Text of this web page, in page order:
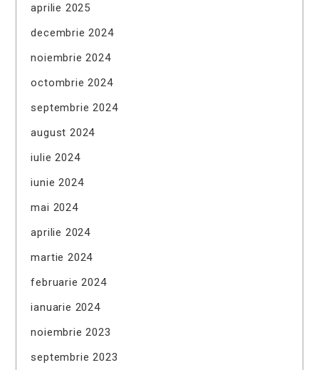
aprilie 2025
decembrie 2024
noiembrie 2024
octombrie 2024
septembrie 2024
august 2024
iulie 2024
iunie 2024
mai 2024
aprilie 2024
martie 2024
februarie 2024
ianuarie 2024
noiembrie 2023
septembrie 2023